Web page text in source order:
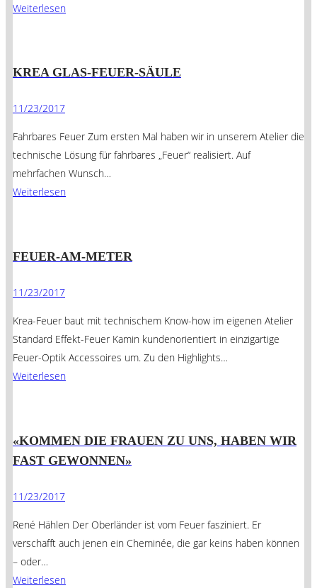
Weiterlesen
KREA GLAS-FEUER-SÄULE
11/23/2017
Fahrbares Feuer Zum ersten Mal haben wir in unserem Atelier die
technische Lösung für fahrbares „Feuer“ realisiert. Auf
mehrfachen Wunsch…
Weiterlesen
FEUER-AM-METER
11/23/2017
Krea-Feuer baut mit technischem Know-how im eigenen Atelier
Standard Effekt-Feuer Kamin kundenorientiert in einzigartige
Feuer-Optik Accessoires um. Zu den Highlights…
Weiterlesen
«KOMMEN DIE FRAUEN ZU UNS, HABEN WIR
FAST GEWONNEN»
11/23/2017
René Hählen Der Oberländer ist vom Feuer fasziniert. Er
verschafft auch jenen ein Cheminée, die gar keins haben können
– oder…
Weiterlesen